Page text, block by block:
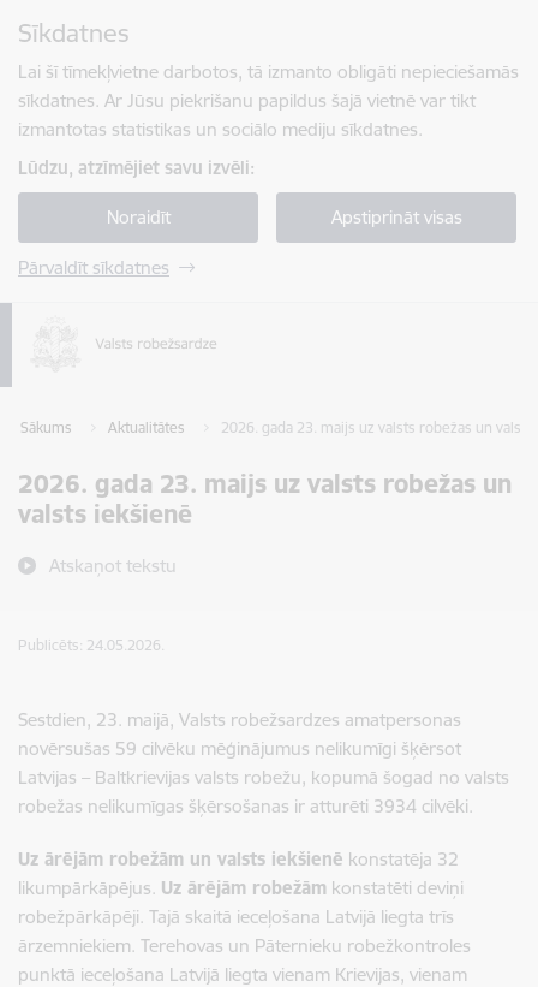
Sīkdatnes
Lai šī tīmekļvietne darbotos, tā izmanto obligāti nepieciešamās
sīkdatnes. Ar Jūsu piekrišanu papildus šajā vietnē var tikt
izmantotas statistikas un sociālo mediju sīkdatnes.
Lūdzu, atzīmējiet savu izvēli:
Noraidīt Apstiprināt visas
Pārvaldīt sīkdatnes
Sākums Aktualitātes 2026. gada 23. maijs uz valsts robežas un
2026. gada 23. maijs uz valsts robežas un
valsts iekšienē
Atskaņot tekstu
Publicēts: 24.05.2026.
Sestdien, 23. maijā, Valsts robežsardzes amatpersonas
novērsušas 59 cilvēku mēģinājumus nelikumīgi šķērsot
Latvijas – Baltkrievijas valsts robežu, kopumā šogad no valsts
robežas nelikumīgas šķērsošanas ir atturēti 3934 cilvēki.
Uz ārējām robežām un valsts iekšienē konstatēja 32
likumpārkāpējus. Uz ārējām robežām konstatēti deviņi
robežpārkāpēji. Tajā skaitā ieceļošana Latvijā liegta trīs
ārzemniekiem. Terehovas un Pāternieku robežkontroles
punktā ieceļošana Latvijā liegta vienam Krievijas, vienam